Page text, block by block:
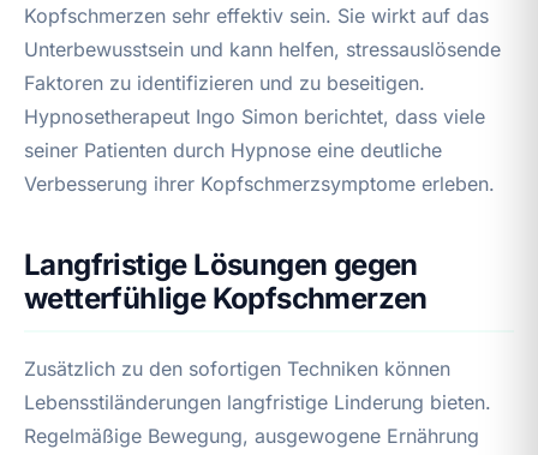
Kopfschmerzen sehr effektiv sein. Sie wirkt auf das
Unterbewusstsein und kann helfen, stressauslösende
Faktoren zu identifizieren und zu beseitigen.
Hypnosetherapeut Ingo Simon berichtet, dass viele
seiner Patienten durch Hypnose eine deutliche
Verbesserung ihrer Kopfschmerzsymptome erleben.
Langfristige Lösungen gegen
wetterfühlige Kopfschmerzen
Zusätzlich zu den sofortigen Techniken können
Lebensstiländerungen langfristige Linderung bieten.
Regelmäßige Bewegung, ausgewogene Ernährung